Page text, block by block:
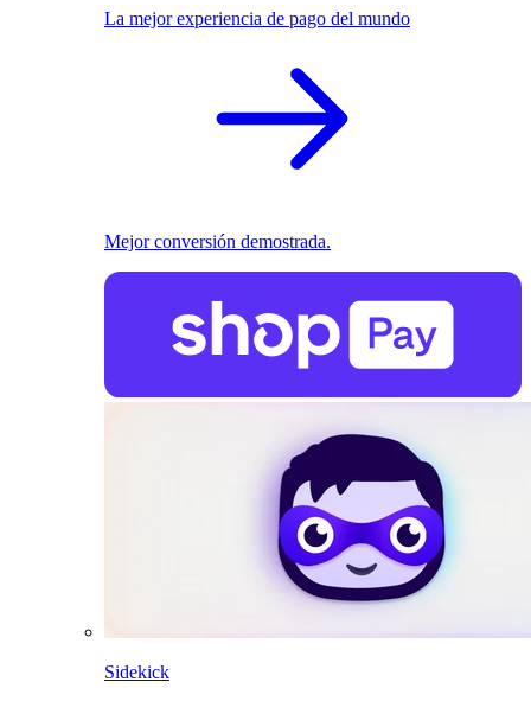
La mejor experiencia de pago del mundo
Mejor conversión demostrada.
Sidekick